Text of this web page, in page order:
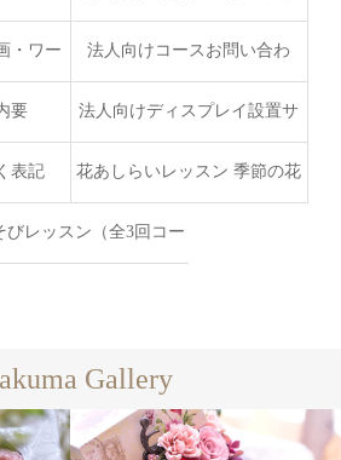
ワーサービス
・ワー
スン
法人向けコースお問い合わ
せ・お申し込みフォーム
要 法人向けディスプレイ設置サ
ービスプラン
表記 花あしらいレッスン 季節の花
を楽しむ、特別な時間
びレッスン（全3回コー
Gallery